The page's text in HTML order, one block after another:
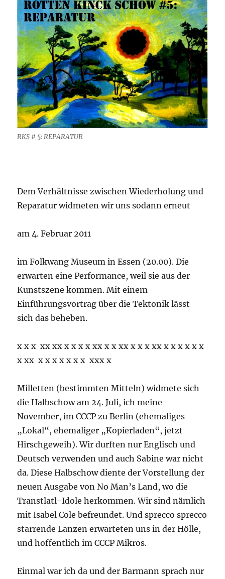
RKS # 5: REPARATUR
Dem Verhältnisse zwischen Wiederholung und
Reparatur widmeten wir uns sodann erneut
am 4. Februar 2011
im Folkwang Museum in Essen (20.00). Die
erwarten eine Performance, weil sie aus der
Kunstszene kommen. Mit einem
Einführungsvortrag über die Tektonik lässt
sich das beheben.
x x x xx xx x x x x xx x x xx x x x xx x x x x x x
x xx x x x x x x x xxx x
Milletten (bestimmten Mitteln) widmete sich
die Halbschow am 24. Juli, ich meine
November, im CCCP zu Berlin (ehemaliges
„Lokal“, ehemaliger „Kopierladen“, jetzt
Hirschgeweih). Wir durften nur Englisch und
Deutsch verwenden und auch Sabine war nicht
da. Diese Halbschow diente der Vorstellung der
neuen Ausgabe von No Man’s Land, wo die
Transtlatl-Idole herkommen. Wir sind nämlich
mit Isabel Cole befreundet. Und sprecco sprecco
starrende Lanzen erwarteten uns in der Hölle,
und hoffentlich im CCCP Mikros.
Einmal war ich da und der Barmann sprach nur